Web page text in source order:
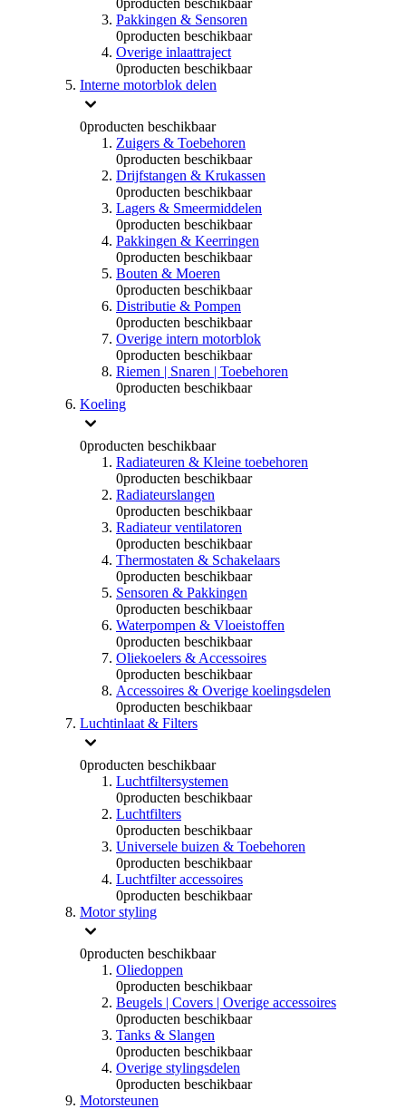
0producten beschikbaar
Pakkingen & Sensoren
0producten beschikbaar
Overige inlaattraject
0producten beschikbaar
Interne motorblok delen
0producten beschikbaar
Zuigers & Toebehoren
0producten beschikbaar
Drijfstangen & Krukassen
0producten beschikbaar
Lagers & Smeermiddelen
0producten beschikbaar
Pakkingen & Keerringen
0producten beschikbaar
Bouten & Moeren
0producten beschikbaar
Distributie & Pompen
0producten beschikbaar
Overige intern motorblok
0producten beschikbaar
Riemen | Snaren | Toebehoren
0producten beschikbaar
Koeling
0producten beschikbaar
Radiateuren & Kleine toebehoren
0producten beschikbaar
Radiateurslangen
0producten beschikbaar
Radiateur ventilatoren
0producten beschikbaar
Thermostaten & Schakelaars
0producten beschikbaar
Sensoren & Pakkingen
0producten beschikbaar
Waterpompen & Vloeistoffen
0producten beschikbaar
Oliekoelers & Accessoires
0producten beschikbaar
Accessoires & Overige koelingsdelen
0producten beschikbaar
Luchtinlaat & Filters
0producten beschikbaar
Luchtfiltersystemen
0producten beschikbaar
Luchtfilters
0producten beschikbaar
Universele buizen & Toebehoren
0producten beschikbaar
Luchtfilter accessoires
0producten beschikbaar
Motor styling
0producten beschikbaar
Oliedoppen
0producten beschikbaar
Beugels | Covers | Overige accessoires
0producten beschikbaar
Tanks & Slangen
0producten beschikbaar
Overige stylingsdelen
0producten beschikbaar
Motorsteunen